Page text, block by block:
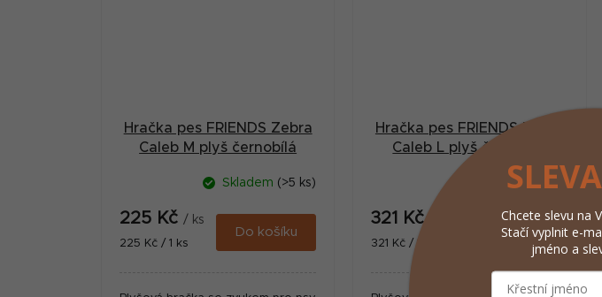
Hračka pes FRIENDS Zebra
Caleb M plyš černobílá
Skladem (>5 ks)
225 Kč / ks
Měrná
225 Kč / 1 ks
Do košíku
Hračka pes FRIENDS Zebra
Caleb L plyš černobílá
Zolux
Skladem (>5 ks)
321 Kč
Měrná
321 Kč / 1 ks
Do košíku
Chcete slevu na
Stačí vyplnit e-
jméno a